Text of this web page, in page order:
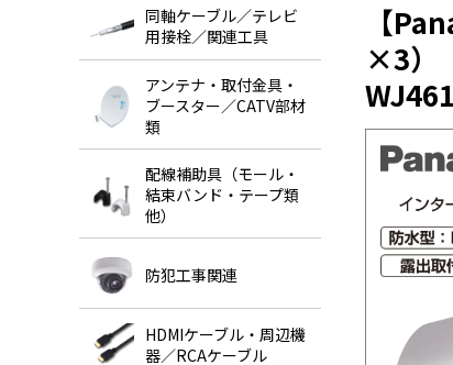
同軸ケーブル／テレビ
用接栓／関連工具
アンテナ・取付金具・
ブースター／CATV部材
類
配線補助具（モール・
結束バンド・テープ類
他）
防犯工事関連
HDMIケーブル・周辺機
器／RCAケーブル
【
×3）